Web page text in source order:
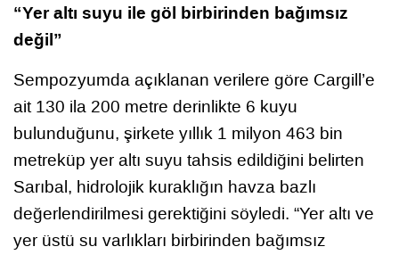
“Yer altı suyu ile göl birbirinden bağımsız
değil”
Sempozyumda açıklanan verilere göre Cargill’e
ait 130 ila 200 metre derinlikte 6 kuyu
bulunduğunu, şirkete yıllık 1 milyon 463 bin
metreküp yer altı suyu tahsis edildiğini belirten
Sarıbal, hidrolojik kuraklığın havza bazlı
değerlendirilmesi gerektiğini söyledi. “Yer altı ve
yer üstü su varlıkları birbirinden bağımsız